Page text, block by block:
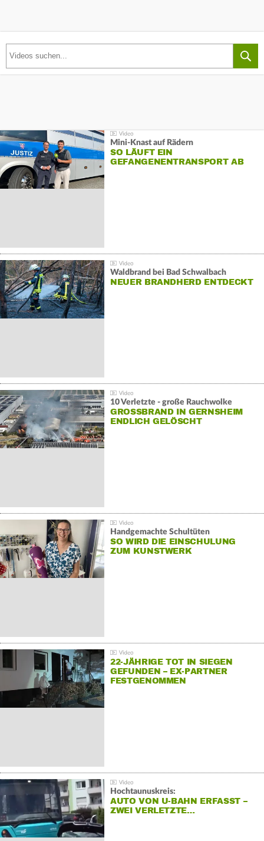
Mini-Knast auf Rädern
SO LÄUFT EIN
GEFANGENENTRANSPORT AB
Waldbrand bei Bad Schwalbach
NEUER BRANDHERD ENTDECKT
10 Verletzte - große Rauchwolke
GROSSBRAND IN GERNSHEIM E
NDLICH GELÖSCHT
Handgemachte Schultüten
SO WIRD DIE EINSCHULUNG
ZUM KUNSTWERK
22-JÄHRIGE TOT IN SIEGEN
GEFUNDEN – EX-PARTNER
FESTGENOMMEN
Hochtaunuskreis:
AUTO VON U-BAHN ERFASST –
ZWEI VERLETZTE…